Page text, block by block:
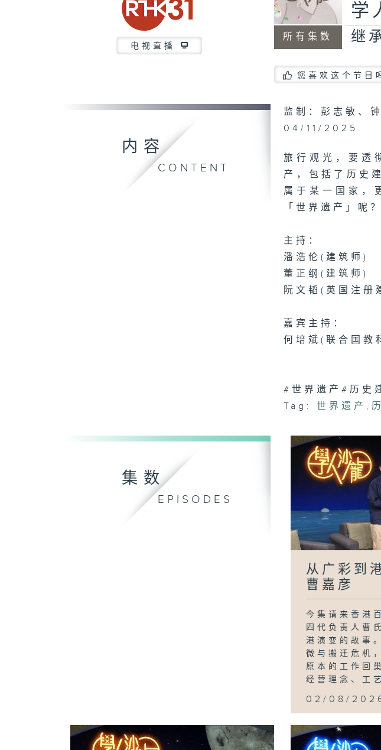
电视直播
所有集数
学
继
您喜欢这个节目
内容
CONTENT
监制：彭志敏、
04/11/2025
旅行观光，要透
产，包括了历史
属于某一国家，
「世界遗产」呢？
主持：
潘浩伦(建筑师)
董正纲(建筑师)
阮文韬(英国注册
嘉宾主持：
何培斌(联合国教
#世界遗产#历史
Tag:
世界遗产 ,
集数
EPISODES
从广彩到
曹嘉彦
今集请来香港
四代负责人曹
港演变的故事
微与搬迁危机
原本的工作回
经营理念、工
02/08/